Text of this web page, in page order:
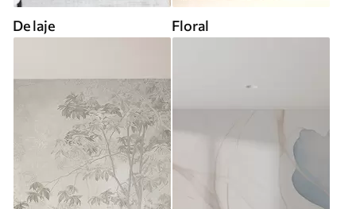
De laje Floral